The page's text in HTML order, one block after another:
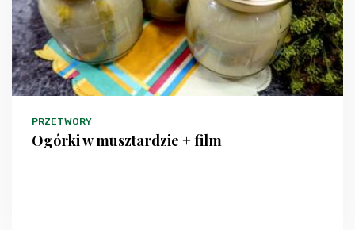
PRZETWORY
Ogórki w musztardzie + film